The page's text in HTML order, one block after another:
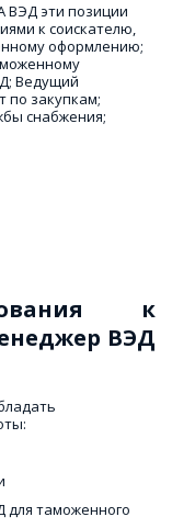
ВЭД эти позиции
к соискателю,
оформлению;
Ведущий
по закупкам;
снабжения;
к
ВЭД
для таможенного